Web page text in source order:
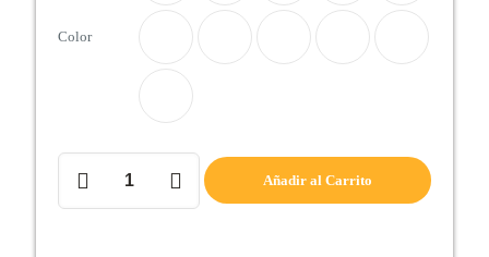
Color
Cabecero
cama
Añadir al Carrito